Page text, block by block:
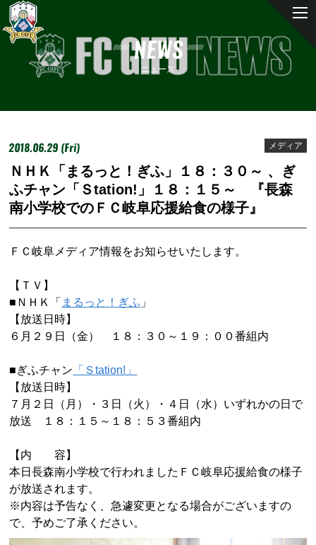
NEWS
ニュース
2018.06.29 (Fri) メディア
ＮＨＫ「まるっと！ぎふ」１８：３０～ 、ぎ
ふチャン「Ｓtation!」１８：１５～ 『長森
南小学校でのＦＣ岐阜応援給食の様子』
ＦＣ岐阜メディア情報をお知らせいたします。
【ＴＶ】
■ＮＨＫ「 まるっと！ぎふ 」
【放送日時】
６月２９日（金） １８：３０～１９：００番組内
■ぎふチャン 「Ｓtation!」
【放送日時】
７月２日（月）・３日（火）・４日（水）いずれかの日で
放送 １８：１５～１８：５３番組内
【内 容】
本日長森南小学校で行われましたＦＣ岐阜応援給食の様子
が放送されます。
※内容は予告なく、急遽変更となる場合がございますの
で、予めご了承ください。